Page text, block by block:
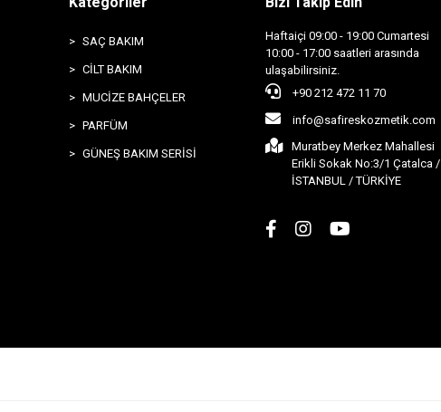
SAÇ BAKIM
CİLT BAKIM
MUCİZE BAHÇELER
PARFÜM
GÜNEŞ BAKIM SERİSİ
Haftaiçi 09:00 - 19:00 Cumartesi
10:00 - 17:00 saatleri arasında
ulaşabilirsiniz.
+90 212 472 11 70
info@safireskozmetik.com
Muratbey Merkez Mahallesi
Erikli Sokak No:3/1 Çatalca /
İSTANBUL / TÜRKİYE